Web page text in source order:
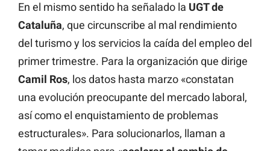
En el mismo sentido ha señalado la UGT de
Cataluña, que circunscribe al mal rendimiento
del turismo y los servicios la caída del empleo del
primer trimestre. Para la organización que dirige
Camil Ros, los datos hasta marzo «constatan
una evolución preocupante del mercado laboral,
así como el enquistamiento de problemas
estructurales». Para solucionarlos, llaman a